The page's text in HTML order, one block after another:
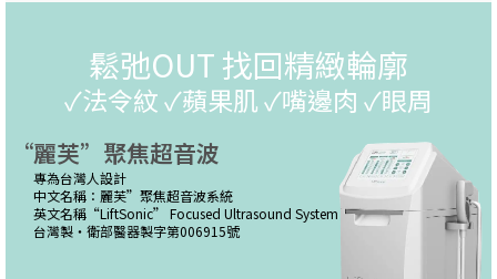
鬆弛OUT 找回精緻輪廓
✓法令紋 ✓蘋果肌 ✓嘴邊肉 ✓眼周
“麗芙”聚焦超音波
專為台灣人設計
中文名稱：麗芙”聚焦超音波系統
英文名稱“LiftSonic” Focused Ultrasound System
台灣製・衛部醫器製字第006915號